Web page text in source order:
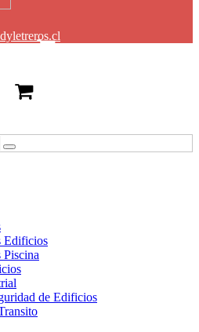
Edificios
Piscina
de Edificios